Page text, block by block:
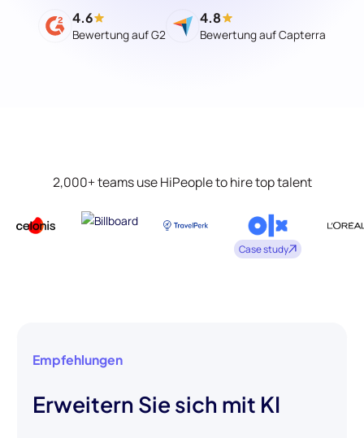
4.6
Bewertung auf G2
4.8
Bewertung auf Capterra
2,000+ teams use HiPeople to hire top talent
Case study
Empfehlungen
Erweitern Sie sich mit KI